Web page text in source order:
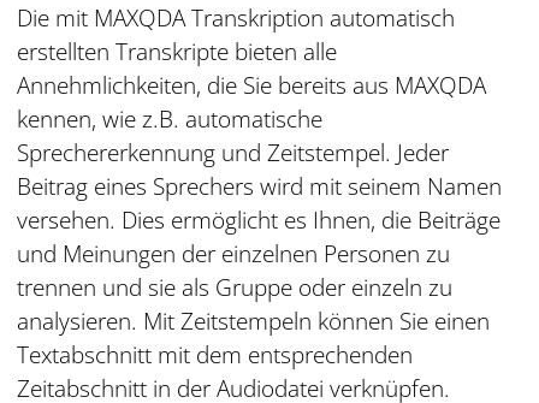
Die mit MAXQDA Transkription automatisch
erstellten Transkripte bieten alle
Annehmlichkeiten, die Sie bereits aus MAXQDA
kennen, wie z.B. automatische
Sprechererkennung und Zeitstempel. Jeder
Beitrag eines Sprechers wird mit seinem Namen
versehen. Dies ermöglicht es Ihnen, die Beiträge
und Meinungen der einzelnen Personen zu
trennen und sie als Gruppe oder einzeln zu
analysieren. Mit Zeitstempeln können Sie einen
Textabschnitt mit dem entsprechenden
Zeitabschnitt in der Audiodatei verknüpfen.